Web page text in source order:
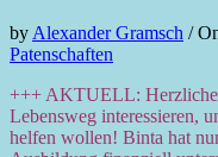
by Alexander Gramsch /
Patenschaften
+++ AKTUELL:
Lebensweg interessieren,
helfen wollen! Binta hat